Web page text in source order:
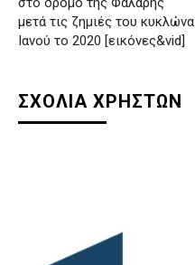
μετά τις ζημιές του κυκλώνα
Ιανού το 2020 [εικόνες&vid]
ΣΧΟΛΙΑ ΧΡΗΣΤΩΝ